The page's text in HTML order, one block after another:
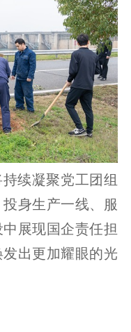
续凝聚党工团组
身生产一线、服
展现国企责任担
出更加耀眼的光